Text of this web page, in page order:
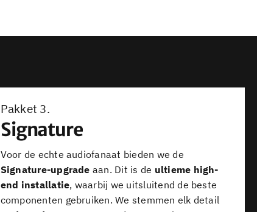
Pakket 3.
Signature
Voor de echte audiofanaat bieden we de
Signature-upgrade aan. Dit is de ultieme high-
end installatie, waarbij we uitsluitend de beste
componenten gebruiken. We stemmen elk detail